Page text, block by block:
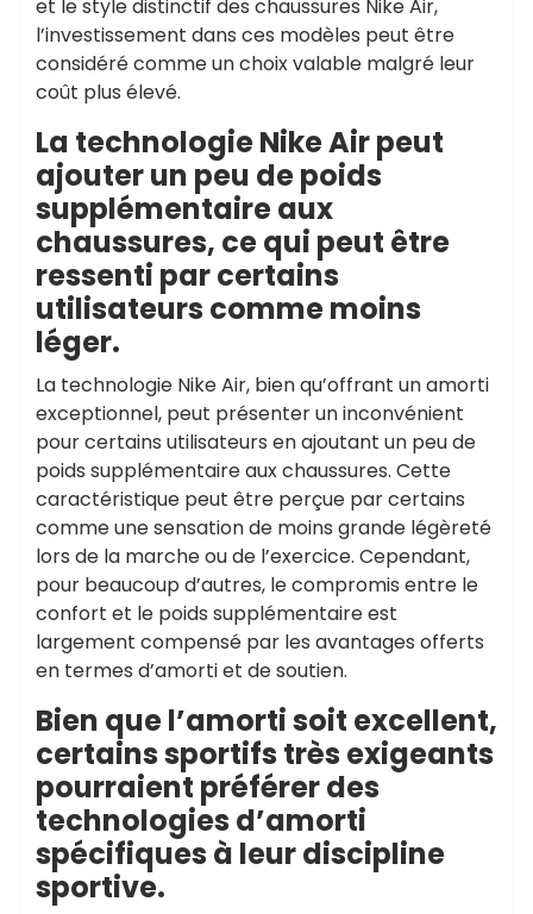
et le style distinctif des chaussures Nike Air,
l’investissement dans ces modèles peut être
considéré comme un choix valable malgré leur
coût plus élevé.
La technologie Nike Air peut
ajouter un peu de poids
supplémentaire aux
chaussures, ce qui peut être
ressenti par certains
utilisateurs comme moins
léger.
La technologie Nike Air, bien qu’offrant un amorti
exceptionnel, peut présenter un inconvénient
pour certains utilisateurs en ajoutant un peu de
poids supplémentaire aux chaussures. Cette
caractéristique peut être perçue par certains
comme une sensation de moins grande légèreté
lors de la marche ou de l’exercice. Cependant,
pour beaucoup d’autres, le compromis entre le
confort et le poids supplémentaire est
largement compensé par les avantages offerts
en termes d’amorti et de soutien.
Bien que l’amorti soit excellent,
certains sportifs très exigeants
pourraient préférer des
technologies d’amorti
spécifiques à leur discipline
sportive.